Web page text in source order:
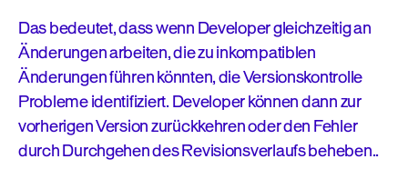
Das bedeutet, dass wenn Developer gleichzeitig an
Änderungen arbeiten, die zu inkompatiblen
Änderungen führen könnten, die Versionskontrolle
Probleme identifiziert. Developer können dann zur
vorherigen Version zurückkehren oder den Fehler
durch Durchgehen des Revisionsverlaufs beheben..